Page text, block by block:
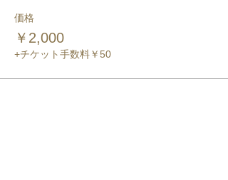
価格
￥2,000
+チケット手数料￥50